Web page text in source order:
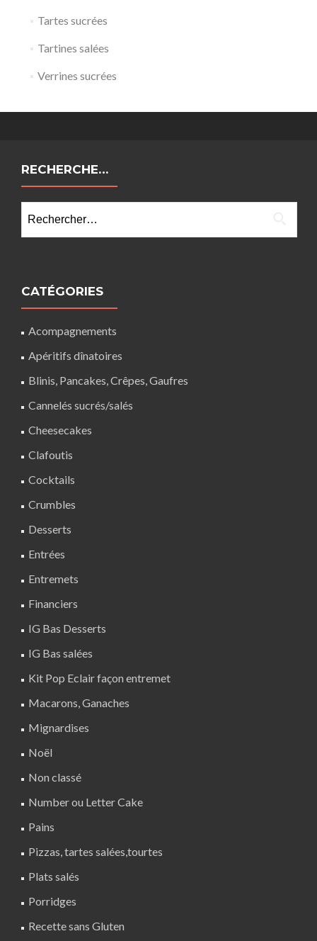
Tartes sucrées
Tartines salées
Verrines sucrées
RECHERCHE…
CATÉGORIES
Acompagnements
Apéritifs dînatoires
Blinis, Pancakes, Crêpes, Gaufres
Cannelés sucrés/salés
Cheesecakes
Clafoutis
Cocktails
Crumbles
Desserts
Entrées
Entremets
Financiers
IG Bas Desserts
IG Bas salées
Kit Pop Eclair façon entremet
Macarons, Ganaches
Mignardises
Noël
Non classé
Number ou Letter Cake
Pains
Pizzas, tartes salées,tourtes
Plats salés
Porridges
Recette sans Gluten